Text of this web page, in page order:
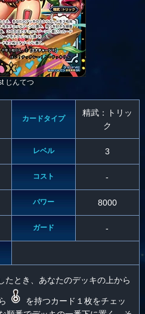
じんてつ
カードタイプ
精武：トリッ
ク
レベル 3
コスト -
パワー 8000
ガード -
たとき、あなたのデッキの上から
を持つカード１枚をチェッ